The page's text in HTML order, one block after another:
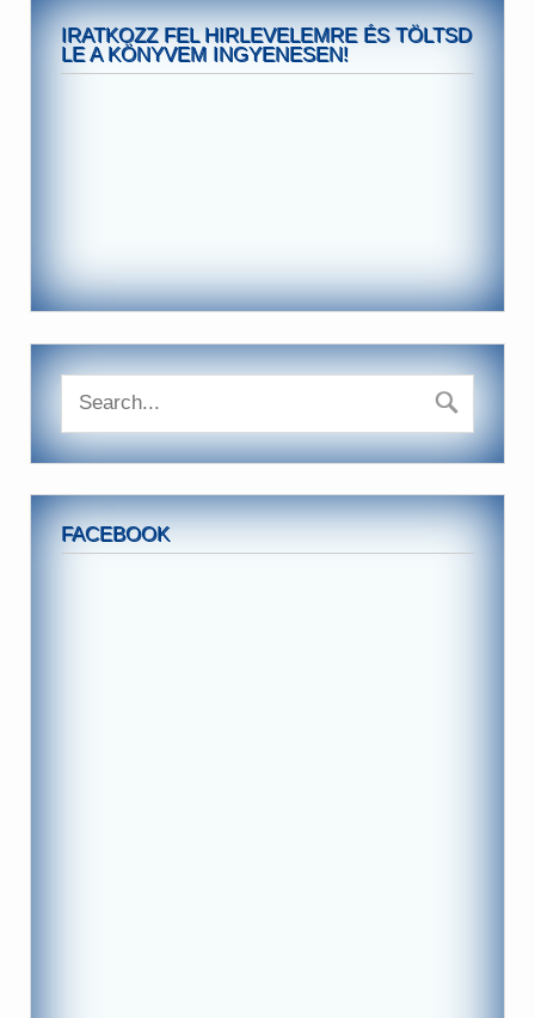
IRATKOZZ FEL HIRLEVELEMRE ÉS TÖLTSD
LE A KÖNYVEM INGYENESEN!
FACEBOOK